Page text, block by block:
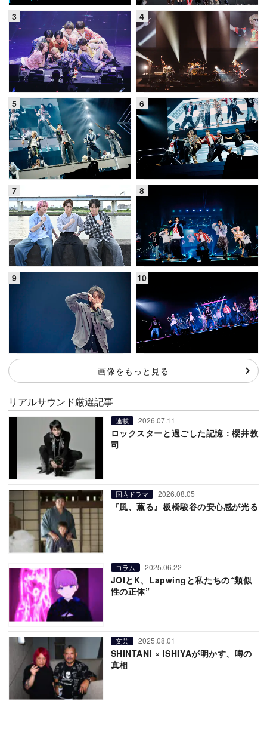
画像をもっと見る
リアルサウンド厳選記事
連載 2026.07.11
ロックスターと過ごした記憶：櫻井敦
司
国内ドラマ 2026.08.05
『風、薫る』板橋駿谷の安心感が光る
コラム 2025.06.22
JOIとK、Lapwingと私たちの“類似
性の正体”
文芸 2025.08.01
SHINTANI × ISHIYAが明かす、噂の
真相